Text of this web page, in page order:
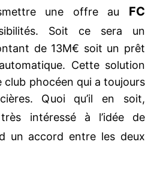
une offre au
FC
Soit ce sera un
de 13M€ soit un prêt
Cette solution
club phocéen qui a toujours
Quoi qu’il en soit,
intéressé à l’idée de
un accord entre les deux